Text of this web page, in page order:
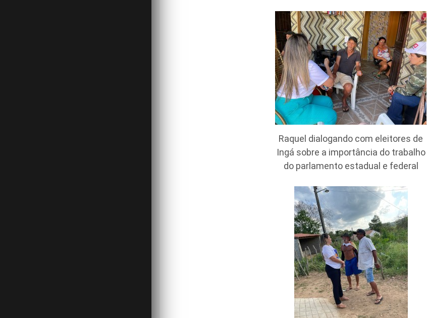
Raquel dialogando com eleitores de
Ingá sobre a importância do trabalho
do parlamento estadual e federal